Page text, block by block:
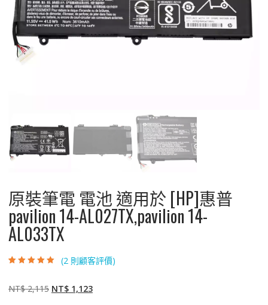
原裝筆電 電池 適用於 [HP]惠普
pavilion 14-AL027TX,pavilion 14-
AL033TX
行評分
(2 則顧客評價)
NT$2,115 原
NT$1,123目